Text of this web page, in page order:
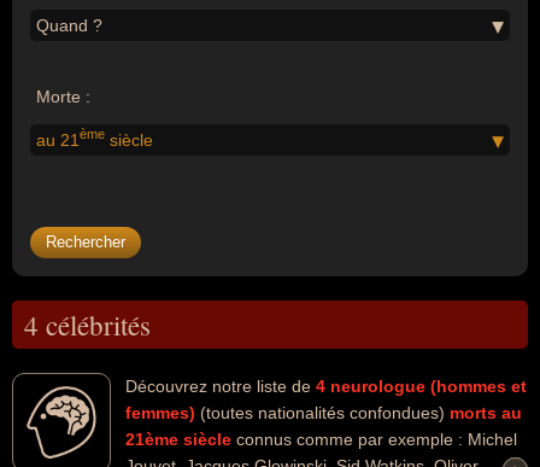
Quand ?
Morte :
au 21 ème siècle
4 célébrités
Découvrez notre liste de 4 neurologue (hommes et
femmes) (toutes nationalités confondues) morts au
21ème siècle connus comme par exemple : Michel